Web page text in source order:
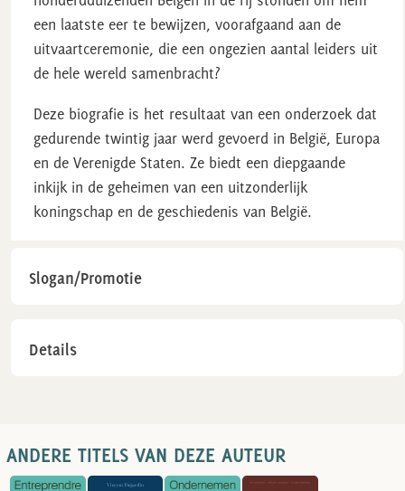
een laatste eer te bewijzen, voorafgaand aan de
uitvaartceremonie, die een ongezien aantal leiders uit
de hele wereld samenbracht?
Deze biografie is het resultaat van een onderzoek dat
gedurende twintig jaar werd gevoerd in België, Europa
en de Verenigde Staten. Ze biedt een diepgaande
inkijk in de geheimen van een uitzonderlijk
koningschap en de geschiedenis van België.
Slogan/Promotie
Details
ANDERE TITELS VAN DEZE AUTEUR